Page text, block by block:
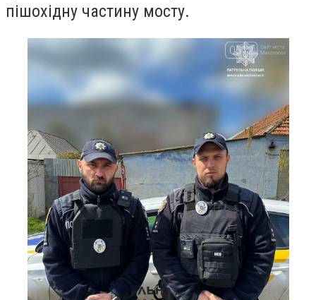
пішохідну частину мосту.